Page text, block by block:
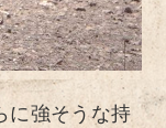
に強そうな持